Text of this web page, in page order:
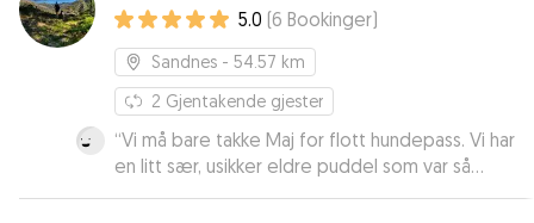
5.0 (6 Bookinger)
Sandnes - 54.57 km
2 Gjentakende gjester
“Vi må bare takke Maj for flott hundepass. Vi har
en litt sær, usikker eldre puddel som var så
heldig å komme til henne. Føltes trygt for oss,